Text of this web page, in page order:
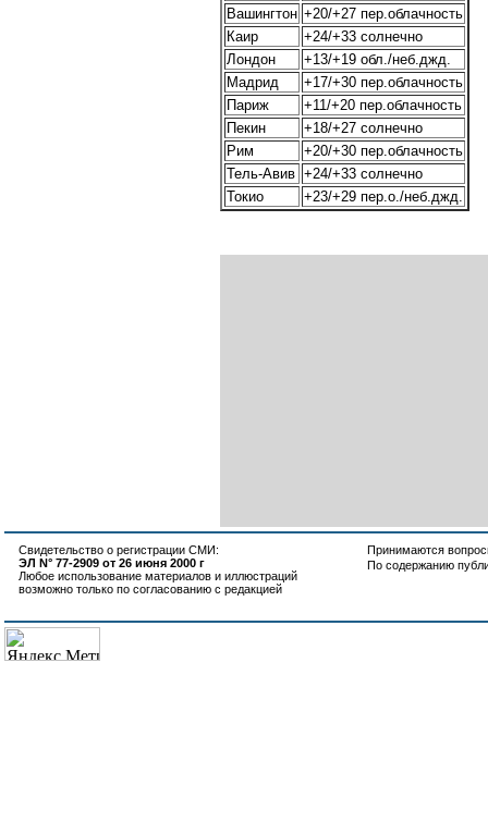
Вашингтон +20/+27 пер.облачность
Каир
+24/+33 солнечно
Лондон
+13/+19 обл./неб.джд.
Мадрид
+17/+30 пер.облачность
Париж
+11/+20 пер.облачность
Пекин
+18/+27 солнечно
Рим
+20/+30 пер.облачность
Тель-Авив +24/+33 солнечно
Токио
+23/+29 пер.о./неб.джд.
Свидетельство о регистрации СМИ:
ЭЛ N° 77-2909 от 26 июня 2000 г
Любое использование материалов и иллюстраций
возможно только по согласованию с редакцией
Принимаются
По содержанию